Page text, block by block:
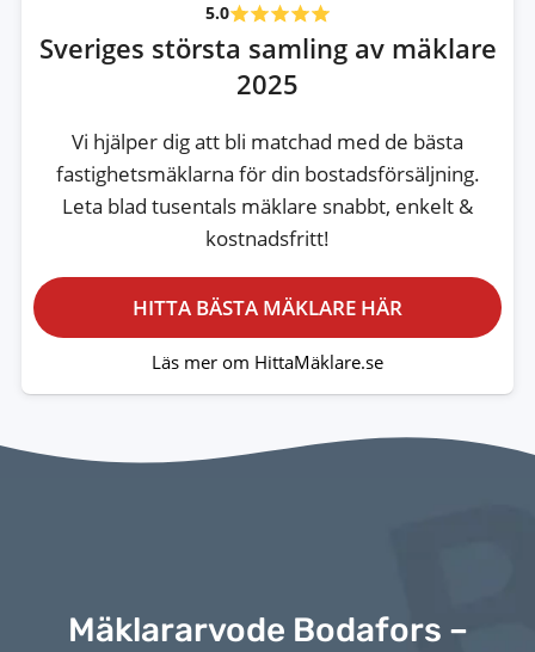
5.0
Sveriges största samling av mäklare
2025
Vi hjälper dig att bli matchad med de bästa
fastighetsmäklarna för din bostadsförsäljning.
Leta blad tusentals mäklare snabbt, enkelt &
kostnadsfritt!
HITTA BÄSTA MÄKLARE HÄR
Läs mer om HittaMäklare.se
Mäklararvode Bodafors –